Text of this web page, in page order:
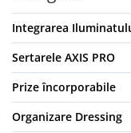
Integrarea
Sertarele AXIS PRO
Prize încorporabile
Organizare Dressing